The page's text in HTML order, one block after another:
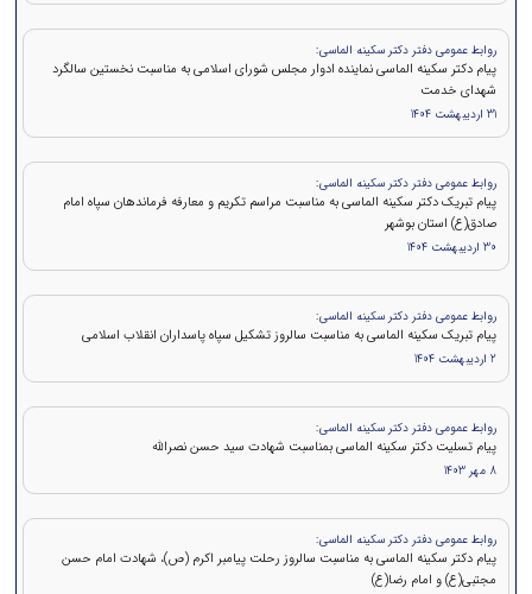
روابط عمومی دفتر دکتر سکینه الماسی:
پیام دکتر سکینه الماسی نماینده ادوار مجلس شورای اسلامی به مناسبت نخستین سالگرد
شهدای خدمت
31 اردیبهشت 1404
روابط عمومی دفتر دکتر سکینه الماسی:
پیام تبریک دکتر سکینه الماسی به مناسبت مراسم تکریم و معارفه فرماندهان سپاه امام
صادق(ع) استان بوشهر
30 اردیبهشت 1404
روابط عمومی دفتر دکتر سکینه الماسی:
پیام تبریک سکینه الماسی به مناسبت سالروز تشکیل سپاه پاسداران انقلاب اسلامی
2 اردیبهشت 1404
روابط عمومی دفتر دکتر سکینه الماسی:
پيام تسلیت دکتر سکینه الماسی بمناسبت شهادت سید حسن نصرالله
8 مهر 1403
روابط عمومی دفتر دکتر سکینه الماسی:
پیام دکتر سکینه الماسی به مناسبت سالروز رحلت پیامبر اکرم (ص)، شهادت امام حسن
مجتبی(ع) و امام رضا(ع)